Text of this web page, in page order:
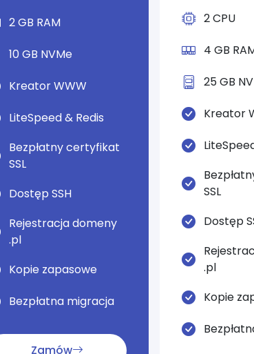
2 GB RAM
10 GB NVMe
Kreator WWW
LiteSpeed & Redis
Bezpłatny certyfikat
SSL
Dostęp SSH
Rejestracja domeny
.pl
Kopie zapasowe
Bezpłatna migracja
Zamów
2 CPU
4 GB
25 GB
Kreator
SSL
Dostęp
.pl
Kopie